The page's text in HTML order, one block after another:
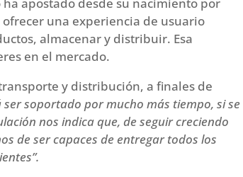
una experiencia de usuario
almacenar y distribuir. Esa
en el mercado.
y distribución, a finales de
soportado por mucho más tiempo, si se
nos indica que, de seguir creciendo
de ser capaces de entregar todos los